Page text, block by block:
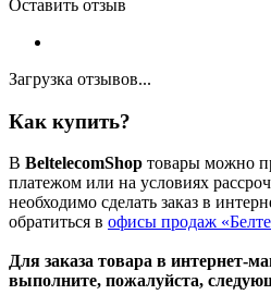
Оставить отзыв
Загрузка отзывов...
Как купить?
В BeltelecomShop товары можно
платежом или на условиях
необходимо сделать заказ в
обратиться в офисы продаж
Для заказа товара в интернет-
выполните, пожалуйста,